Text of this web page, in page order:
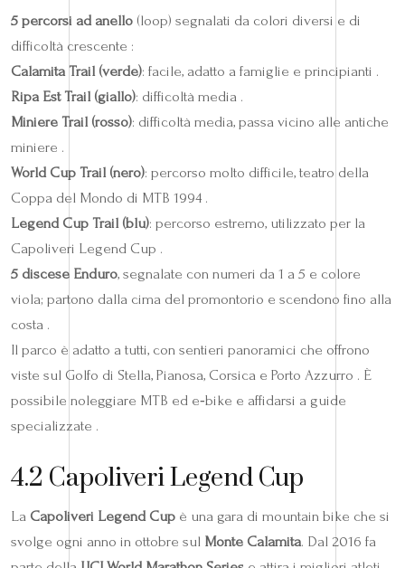
5 percorsi ad anello (loop) segnalati da colori diversi e di
difficoltà crescente :
Calamita Trail (verde): facile, adatto a famiglie e principianti .
Ripa Est Trail (giallo): difficoltà media .
Miniere Trail (rosso): difficoltà media, passa vicino alle antiche
miniere .
World Cup Trail (nero): percorso molto difficile, teatro della
Coppa del Mondo di MTB 1994 .
Legend Cup Trail (blu): percorso estremo, utilizzato per la
Capoliveri Legend Cup .
5 discese Enduro, segnalate con numeri da 1 a 5 e colore
viola; partono dalla cima del promontorio e scendono fino alla
costa .
Il parco è adatto a tutti, con sentieri panoramici che offrono
viste sul Golfo di Stella, Pianosa, Corsica e Porto Azzurro . È
possibile noleggiare MTB ed e‑bike e affidarsi a guide
specializzate .
4.2 Capoliveri Legend Cup
La Capoliveri Legend Cup è una gara di mountain bike che si
svolge ogni anno in ottobre sul Monte Calamita. Dal 2016 fa